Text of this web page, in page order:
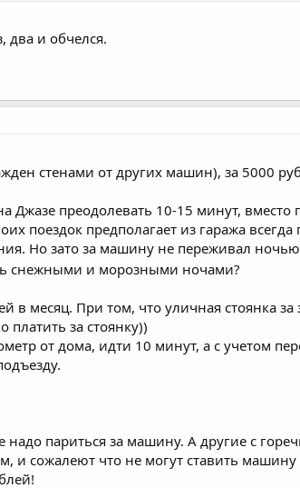
два и обчелся.
стенами от других машин), за 5000
преодолевать 10-15 минут, вместо
поездок предполагает из гаража всегда
Но зато за машину не переживал
снежными и морозными ночами?
месяц. При том, что уличная стоянка
платить за стоянку))
от дома, идти 10 минут, а с учетом
надо париться за машину. А другие с
сожалеют что не могут ставить машину